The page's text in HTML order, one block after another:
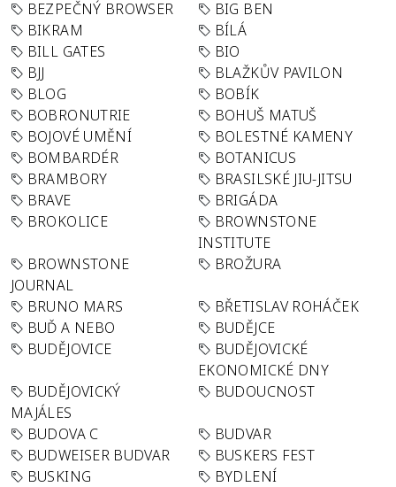
BEZPEČNÝ BROWSER
BIG BEN
BIKRAM
BÍLÁ
BILL GATES
BIO
BJJ
BLAŽKŮV PAVILON
BLOG
BOBÍK
BOBRONUTRIE
BOHUŠ MATUŠ
BOJOVÉ UMĚNÍ
BOLESTNÉ KAMENY
BOMBARDÉR
BOTANICUS
BRAMBORY
BRASILSKÉ JIU-JITSU
BRAVE
BRIGÁDA
BROKOLICE
BROWNSTONE
INSTITUTE
BROWNSTONE
JOURNAL
BROŽURA
BRUNO MARS
BŘETISLAV ROHÁČEK
BUĎ A NEBO
BUDĚJCE
BUDĚJOVICE
BUDĚJOVICKÉ
EKONOMICKÉ DNY
BUDĚJOVICKÝ
MAJÁLES
BUDOUCNOST
BUDOVA C
BUDVAR
BUDWEISER BUDVAR
BUSKERS FEST
BUSKING
BYDLENÍ